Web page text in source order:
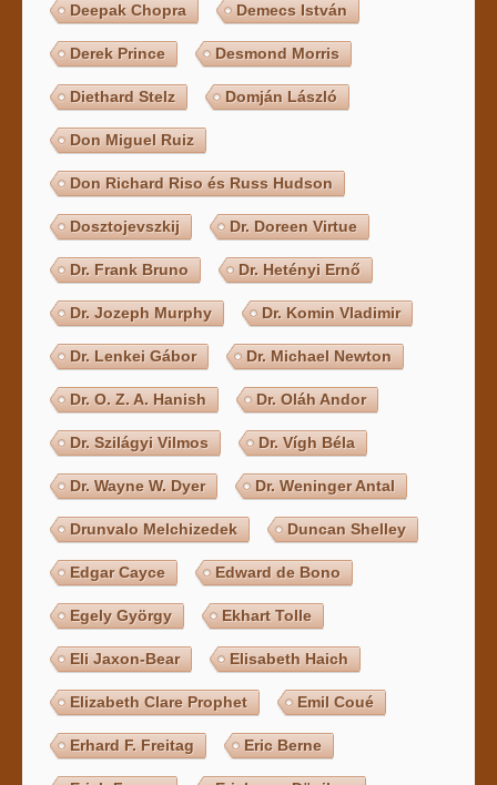
Deepak Chopra Demecs István
Derek Prince Desmond Morris
Diethard Stelz Domján László
Don Miguel Ruiz
Don Richard Riso és Russ Hudson
Dosztojevszkij Dr. Doreen Virtue
Dr. Frank Bruno Dr. Hetényi Ernő
Dr. Jozeph Murphy Dr. Komin Vladimir
Dr. Lenkei Gábor Dr. Michael Newton
Dr. O. Z. A. Hanish Dr. Oláh Andor
Dr. Szilágyi Vilmos Dr. Vígh Béla
Dr. Wayne W. Dyer Dr. Weninger Antal
Drunvalo Melchizedek Duncan Shelley
Edgar Cayce Edward de Bono
Egely György Ekhart Tolle
Eli Jaxon-Bear Elisabeth Haich
Elizabeth Clare Prophet Emil Coué
Erhard F. Freitag Eric Berne